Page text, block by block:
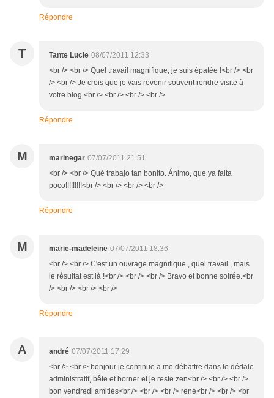
Répondre
T Tante Lucie 08/07/2011 12:33
<br /> <br /> Quel travail magnifique, je suis épatée !<br /> <br
/> <br /> Je crois que je vais revenir souvent rendre visite à
votre blog.<br /> <br /> <br /> <br />
Répondre
M marinegar 07/07/2011 21:51
<br /> <br /> Qué trabajo tan bonito. Ánimo, que ya falta
poco!!!!!!!!!<br /> <br /> <br /> <br />
Répondre
M marie-madeleine 07/07/2011 18:36
<br /> <br /> C'est un ouvrage magnifique , quel travail , mais
le résultat est là !<br /> <br /> <br /> Bravo et bonne soirée.<br
/> <br /> <br /> <br />
Répondre
A andré 07/07/2011 17:29
<br /> <br /> bonjour je continue a me débattre dans le dédale
administratif, bête et borner et je reste zen<br /> <br /> <br />
bon vendredi amitiés<br /> <br /> <br /> rené<br /> <br /> <br